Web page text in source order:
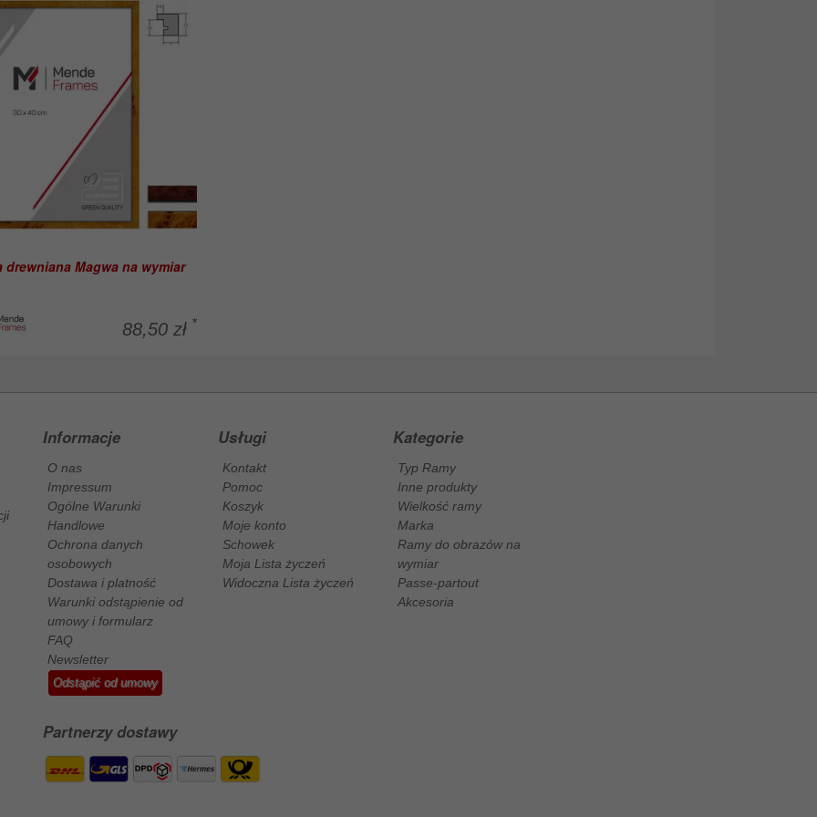
drewniana Magwa na wymiar
88,50 zł *
Informacje
O nas
Impressum
Ogólne Warunki
Handlowe
Ochrona danych
osobowych
Dostawa i platność
Warunki odstąpienie od
umowy i formularz
FAQ
Newsletter
Odstąpić od umowy
Usługi
Kontakt
Pomoc
Koszyk
Moje konto
Schowek
Moja Lista życzeń
Widoczna Lista życzeń
Kategorie
Typ Ramy
Inne produkty
Wielkość ramy
Marka
Ramy do obrazów na
wymiar
Passe-partout
Akcesoria
Partnerzy dostawy